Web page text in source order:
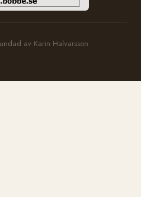
av Karin Halvarsson